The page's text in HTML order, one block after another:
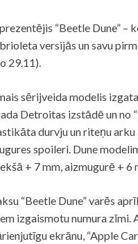
“Beetle Dune”
versijās un savu
29.11).
sērijveida modelis
Detroitas izstādē un no
durvju un riteņu
spoileri. Dune
+ 7 mm, aizmugurē + 6
“Beetle Dune” varēs
izgaismotu numura
ekrānu, “Apple